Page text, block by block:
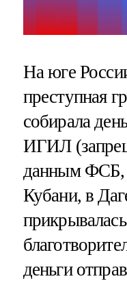
На юге
преступная
собирала
ИГИЛ
данным ФСБ,
Кубани, в
прикрывалась
деньги